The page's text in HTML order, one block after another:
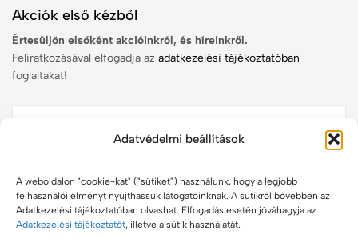
Adatvédelmi beállítások
A weboldalon "cookie-kat" ("sütiket") használunk, hogy a legjobb
felhasználói élményt nyújthassuk látogatóinknak. A sütikről bővebben az
Adatkezelési tájékoztatóban olvashat. Elfogadás esetén jóváhagyja az
Adatkezelési tájékoztatót, illetve a sütik használatát.
Akciók első kézből
Értesüljön elsőként akcióinkról, és híreinkről.
Feliratkozásával elfogadja az adatkezelési tájékoztatóban
foglaltakat!
Feliratkozom